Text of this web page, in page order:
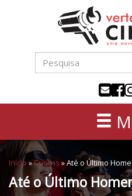
conteúdo
sétima
Início »Críticas »Até o Último
Até o Último